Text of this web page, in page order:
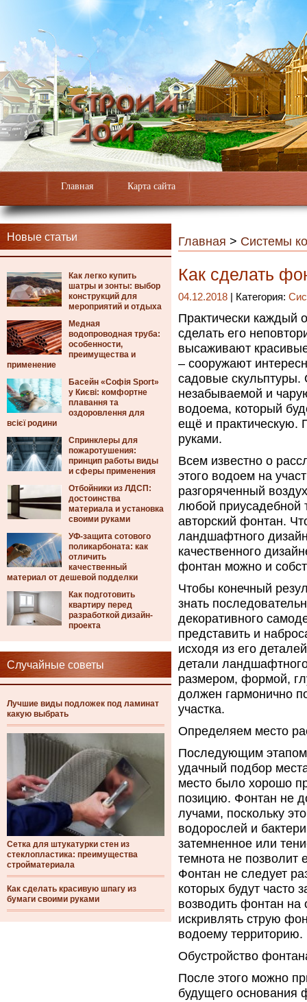
Главная Карта сайта
Новые статьи
Как легко купить
шатры и зонты: выбор
конструкций для
мероприятий и отдыха
Медная
водопроводная труба:
особенности,
преимущества и
применение
Басейн «Софія Sport»
у Києві: комфортне
плавання та
оздоровлення для
всієї родини
Спринклеры для
пожаротушения:
принцип работы виды
и сферы применения
Отбойники из ЛДСП:
достоинства
материала и установка
своими руками
УФ-защита сотового
поликарбоната: как
отличить
качественный
материал от дешевой подделки
Как подготовить
квартиру перед
разработкой дизайн-
проекта
Случайные советы
Лучшие виды подложек под ламинат
какую выбрать
Сетка для штукатурки стен из
стеклопластика: преимущества
стройматериала
Как сделать красивую шпагу из
бумаги своими руками
Главная > Системы
Как сделать
04.12.2018 | Категория:
Практически каждый
сделать его
высаживают
– сооружают
садовые скульптуры.
незабываемой и
водоема, который
ещё и практическую.
руками.
Всем известно о
этого водоем на
разгоряченный
любой приусадебной
авторский фонтан.
ландшафтного
качественного
фонтан можно и
Чтобы конечный
знать
декоративного
представить и
исходя из его
детали
размером, формой,
должен гармонично
участка.
Определяем место
Последующим этапом
удачный подбор
место было хорошо
позицию. Фонтан не
лучами, поскольку
водорослей и
затемненное или
темнота не позволит
Фонтан не следует
которых будут часто
возводить фонтан на
искривлять струю
водоему территорию.
Обустройство
После этого можно
будущего основания